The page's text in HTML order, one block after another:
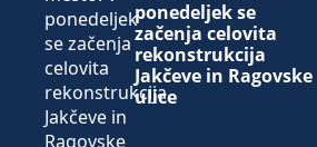
ponedeljek se
začenja celovita
rekonstrukcija
Jakčeve in Ragovske
ulice